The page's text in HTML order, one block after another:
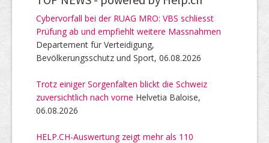
Cybervorfall bei der RUAG MRO: VBS schliesst
Prüfung ab und empfiehlt weitere Massnahmen
Departement für Verteidigung,
Bevölkerungsschutz und Sport, 06.08.2026
Trotz einiger Sorgenfalten blickt die Schweiz
zuversichtlich nach vorne Helvetia Baloise,
06.08.2026
HELP.CH-Auswertung zeigt mehr als 110